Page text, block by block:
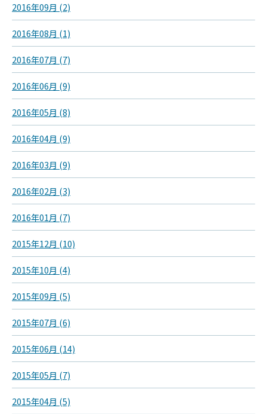
2016年09月 (2)
2016年08月 (1)
2016年07月 (7)
2016年06月 (9)
2016年05月 (8)
2016年04月 (9)
2016年03月 (9)
2016年02月 (3)
2016年01月 (7)
2015年12月 (10)
2015年10月 (4)
2015年09月 (5)
2015年07月 (6)
2015年06月 (14)
2015年05月 (7)
2015年04月 (5)